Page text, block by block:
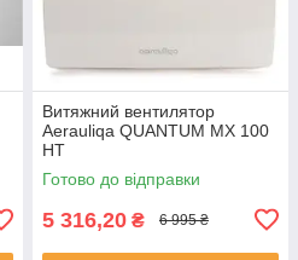
Витяжний вентилятор
Aerauliqa QUANTUM MX 100
HT
Готово до відправки
5 316,20 ₴ 6 995 ₴